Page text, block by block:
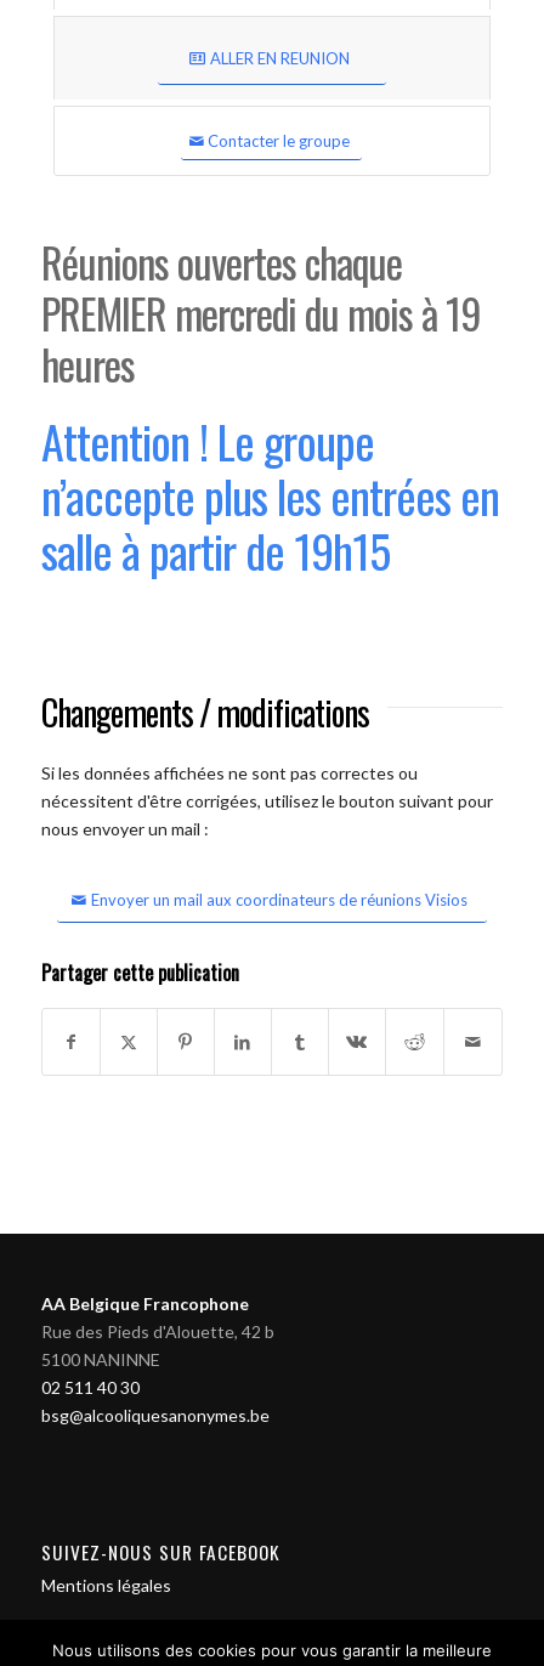
ALLER EN REUNION
Contacter le groupe
Réunions ouvertes chaque
PREMIER mercredi du mois à 19
heures
Attention ! Le groupe
n’accepte plus les entrées en
salle à partir de 19h15
Changements / modifications
Si les données affichées ne sont pas correctes ou
nécessitent d'être corrigées, utilisez le bouton suivant pour
nous envoyer un mail :
Envoyer un mail aux coordinateurs de réunions Visios
Partager cette publication
AA Belgique Francophone
Rue des Pieds d'Alouette, 42 b
5100 NANINNE
02 511 40 30
bsg@alcooliquesanonymes.be
SUIVEZ-NOUS SUR FACEBOOK
Mentions légales
Nous utilisons des cookies pour vous garantir la meilleure